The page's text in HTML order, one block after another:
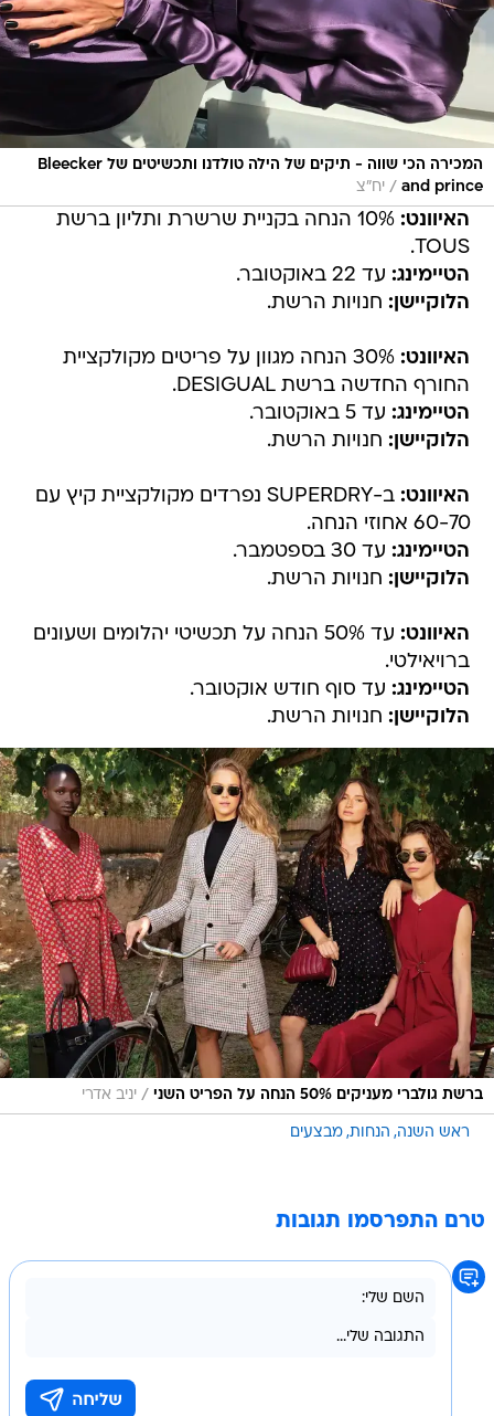
המכירה הכי שווה - תיקים של הילה טולדנו ותכשיטים של Bleecker
and prince
/ יח"צ
האיוונט:
10% הנחה בקניית שרשרת ותליון ברשת
TOUS.
הטיימינג: עד 22 באוקטובר.
הלוקיישן: חנויות הרשת.
האיוונט:
30% הנחה מגוון על פריטים מקולקציית
החורף החדשה ברשת DESIGUAL.
הטיימינג: עד 5 באוקטובר.
הלוקיישן: חנויות הרשת.
האיוונט:
ב-SUPERDRY נפרדים מקולקציית קיץ עם
60-70 אחוזי הנחה.
הטיימינג: עד 30 בספטמבר.
הלוקיישן: חנויות הרשת.
האיוונט:
עד 50% הנחה על תכשיטי יהלומים ושעונים
ברויאילטי.
הטיימינג: עד סוף חודש אוקטובר.
הלוקיישן: חנויות הרשת.
ברשת גולברי מעניקים 50% הנחה על הפריט השני / יניב אדרי
ראש השנה הנחות מבצעים
טרם התפרסמו תגובות